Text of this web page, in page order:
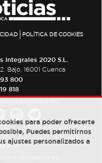
POLÍTICA DE COOKIES
Integrales 2020 S.L.
Bajo. 16001 Cuenca
800
818
para poder ofrecerte
Puedes permitirnos
ajustes personalizados a